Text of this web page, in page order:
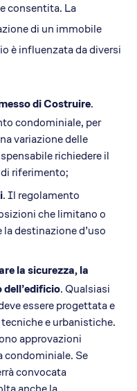
consentita. La
di un immobile
è influenzata da diversi
di Costruire.
condominiale, per
variazione delle
richiedere il
riferimento;
. Il regolamento
che limitano o
destinazione d’uso
la sicurezza, la
. Qualsiasi
essere progettata e
e urbanistiche.
approvazioni
condominiale. Se
convocata